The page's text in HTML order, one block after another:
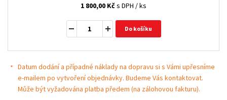
1 800,00 Kčs DPH / ks
Do košíku
Datum dodání a případné náklady na dopravu si s Vámi upřesníme
e-mailem po vytvoření objednávky. Budeme Vás kontaktovat.
Může být vyžadována platba předem (na zálohovou fakturu).